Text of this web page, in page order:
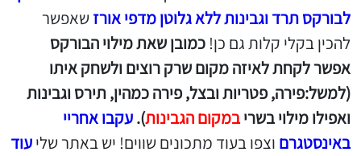
לבורקס תרד וגבינות ללא גלוטן מדפי אורז שאפשר
להכין בקלי קלות גם כן! כמובן שאת מילוי הבורקס
אפשר לקחת לאיזה מקום שרק רוצים ולשחק איתו
(למשל:פירה, פטריות ובצל, פירה כמהין, תירס וגבינות
ואפילו מילוי בשריבמקום הגבינות).עקבו אחריי
באינסטגרם וצפו בעוד מתכונים שווים! יש באתר שליעוד